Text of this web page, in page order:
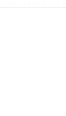
mit weiteren von
in 2022